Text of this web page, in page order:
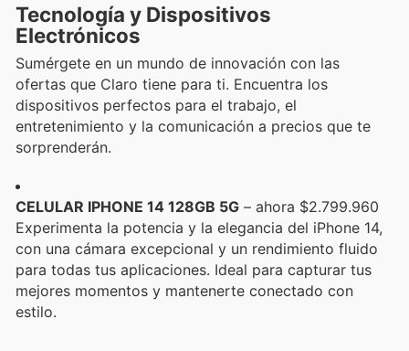
Tecnología y Dispositivos
Electrónicos
Sumérgete en un mundo de innovación con las
ofertas que Claro tiene para ti. Encuentra los
dispositivos perfectos para el trabajo, el
entretenimiento y la comunicación a precios que te
sorprenderán.
CELULAR IPHONE 14 128GB 5G – ahora $2.799.960
Experimenta la potencia y la elegancia del iPhone 14,
con una cámara excepcional y un rendimiento fluido
para todas tus aplicaciones. Ideal para capturar tus
mejores momentos y mantenerte conectado con
estilo.